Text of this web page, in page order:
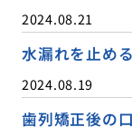
2024.08.21
水漏れを止め
2024.08.19
歯列矯正後の